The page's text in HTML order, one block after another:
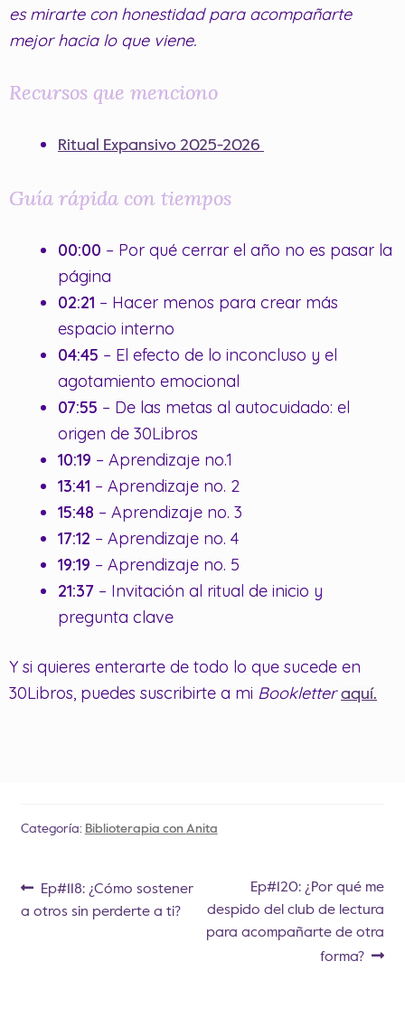
es mirarte con honestidad para acompañarte
mejor hacia lo que viene.
Recursos que menciono
Ritual Expansivo 2025-2026
Guía rápida con tiempos
00:00 – Por qué cerrar el año no es pasar la
página
02:21 – Hacer menos para crear más
espacio interno
04:45 – El efecto de lo inconcluso y el
agotamiento emocional
07:55 – De las metas al autocuidado: el
origen de 30Libros
10:19 – Aprendizaje no.1
13:41 – Aprendizaje no. 2
15:48 – Aprendizaje no. 3
17:12 – Aprendizaje no. 4
19:19 – Aprendizaje no. 5
21:37 – Invitación al ritual de inicio y
pregunta clave
Y si quieres enterarte de todo lo que sucede en
30Libros, puedes suscribirte a mi Bookletter aquí.
Categoría: Biblioterapia con Anita
Ep#118: ¿Cómo sostener
a otros sin perderte a ti?
Ep#120: ¿Por qué me
despido del club de lectura
para acompañarte de otra
forma?